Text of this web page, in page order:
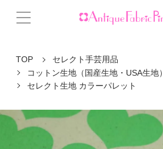
TOP
セレクト手芸用品
コットン生地（国産生地・USA生地）
セレクト生地 カラーパレット